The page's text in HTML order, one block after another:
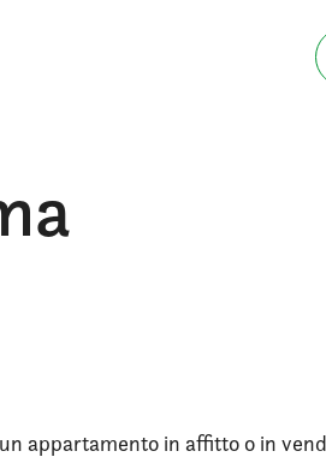
appartamento in affitto o in